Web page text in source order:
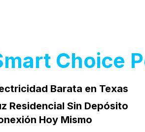
Choice
Barata en Texas
Residencial Sin Depósito
Hoy Mismo